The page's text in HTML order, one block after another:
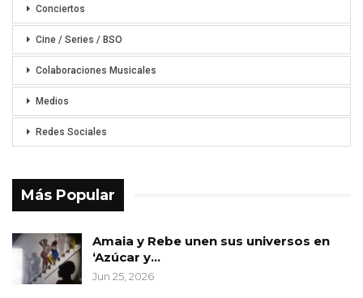
Conciertos
Cine / Series / BSO
Colaboraciones Musicales
Medios
Redes Sociales
Más Popular
Amaia y Rebe unen sus universos en
‘Azúcar y…
Jun 25, 2026